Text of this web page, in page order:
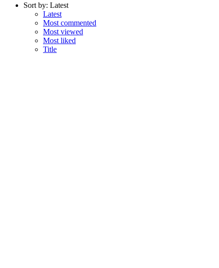
Sort by: Latest
Latest
Most commented
Most viewed
Most liked
Title